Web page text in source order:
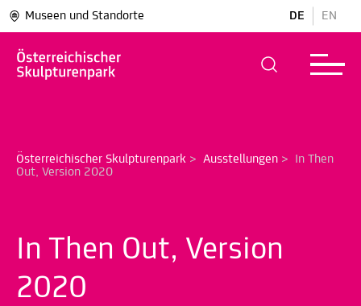
Museen und Standorte DE EN
Österreichischer Skulpturenpark > Ausstellungen >
In Then
Out, Version 2020
In Then Out, Version
2020